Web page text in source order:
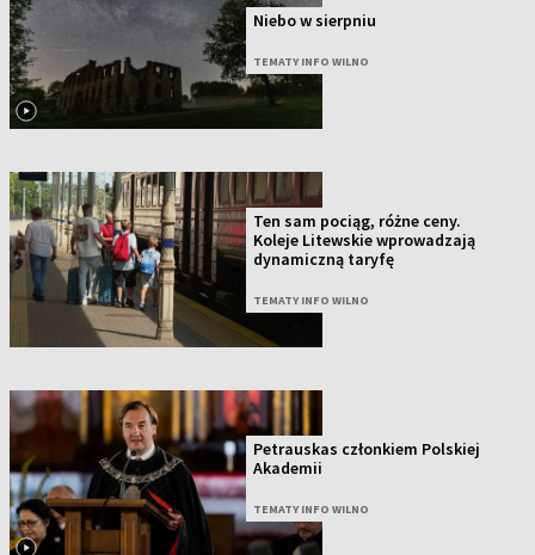
Niebo w sierpniu
TEMATY INFO WILNO
Ten sam pociąg, różne ceny.
Koleje Litewskie wprowadzają
dynamiczną taryfę
TEMATY INFO WILNO
Petrauskas członkiem Polskiej
Akademii
TEMATY INFO WILNO